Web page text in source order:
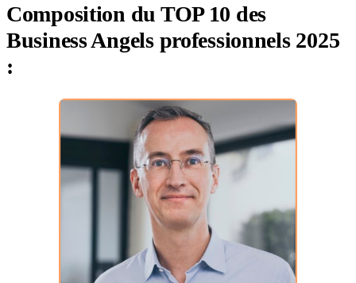
Composition du TOP 10 des
Business Angels professionnels2025
: